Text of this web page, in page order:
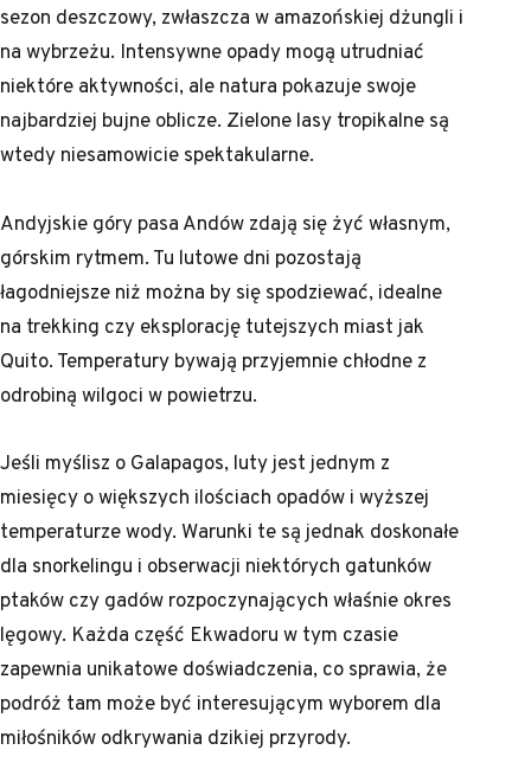
sezon deszczowy, zwłaszcza w amazońskiej dżungli i
na wybrzeżu. Intensywne opady mogą utrudniać
niektóre aktywności, ale natura pokazuje swoje
najbardziej bujne oblicze. Zielone lasy tropikalne są
wtedy niesamowicie spektakularne.
Andyjskie góry pasa Andów zdają się żyć własnym,
górskim rytmem. Tu lutowe dni pozostają
łagodniejsze niż można by się spodziewać, idealne
na trekking czy eksplorację tutejszych miast jak
Quito. Temperatury bywają przyjemnie chłodne z
odrobiną wilgoci w powietrzu.
Jeśli myślisz o Galapagos, luty jest jednym z
miesięcy o większych ilościach opadów i wyższej
temperaturze wody. Warunki te są jednak doskonałe
dla snorkelingu i obserwacji niektórych gatunków
ptaków czy gadów rozpoczynających właśnie okres
lęgowy. Każda część Ekwadoru w tym czasie
zapewnia unikatowe doświadczenia, co sprawia, że
podróż tam może być interesującym wyborem dla
miłośników odkrywania dzikiej przyrody.